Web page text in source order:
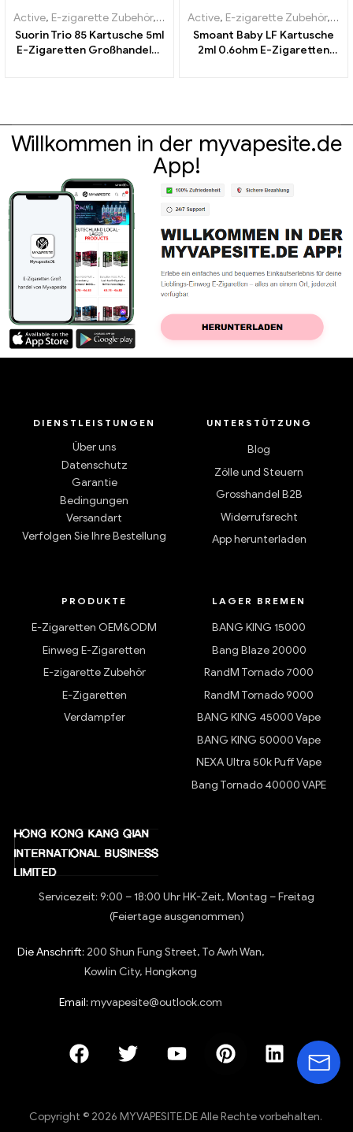
Active, E-zigarette Zubehör, Verdampfer
Suorin Trio 85 Kartusche 5ml
E-Zigaretten Großhandel丨
Active, E-zigarette Zubehör,
Smoant Baby LF Kartusche
2ml 0.6ohm E-Zigaretten
Willkommen in der myvapesite.de
App!
DIENSTLEISTUNGEN
Über uns
Datenschutz
Garantie
Bedingungen
Versandart
Verfolgen Sie Ihre Bestellung
UNTERSTÜTZUNG
Blog
Zölle und Steuern
Grosshandel B2B
Widerrufsrecht
App herunterladen
PRODUKTE
E-Zigaretten OEM&ODM
Einweg E-Zigaretten
E-zigarette Zubehör
E-Zigaretten
Verdampfer
LAGER BREMEN
BANG KING 15000
Bang Blaze 20000
RandM Tornado 7000
RandM Tornado 9000
BANG KING 45000 Vape
BANG KING 50000 Vape
NEXA Ultra 50k Puff Vape
Bang Tornado 40000 VAPE
Servicezeit: 9:00 – 18:00 Uhr HK-Zeit, Montag – Freitag
(Feiertage ausgenommen)
Die Anschrift: 200 Shun Fung Street, To Awh Wan,
Kowlin City, Hongkong
Email: myvapesite@outlook.com
Copyright © 2026 MYVAPESITE.DE Alle Rechte vorbehalten.